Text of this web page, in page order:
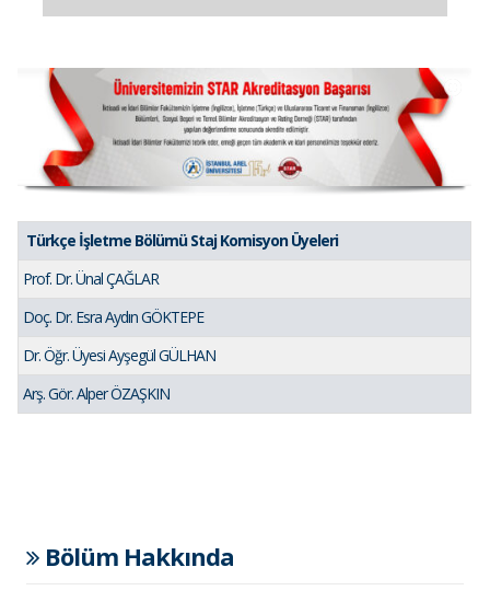
Türkçe İşletme Bölümü Staj Komisyon Üyeleri
Prof. Dr. Ünal ÇAĞLAR
Doç. Dr. Esra Aydın GÖKTEPE
Dr. Öğr. Üyesi Ayşegül GÜLHAN
Arş. Gör. Alper ÖZAŞKIN
Bölüm Hakkında